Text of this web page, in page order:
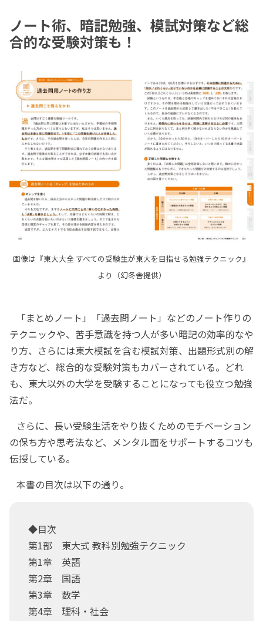
ノート術、暗記勉強、模試対策など総
合的な受験対策も！
画像は『東大大全 すべての受験生が東大を目指せる勉強テクニック』
より（幻冬舎提供）
「まとめノート」「過去問ノート」などのノート作りの
テクニックや、苦手意識を持つ人が多い暗記の効率的なや
り方、さらには東大模試を含む模試対策、出題形式別の解
き方など、総合的な受験対策もカバーされている。どれ
も、東大以外の大学を受験することになっても役立つ勉強
法だ。
さらに、長い受験生活をやり抜くためのモチベーション
の保ち方や思考法など、メンタル面をサポートするコツも
伝授している。
本書の目次は以下の通り。
◆目次
第1部 東大式 教科別勉強テクニック
第1章 英語
第2章 国語
第3章 数学
第4章 理科・社会